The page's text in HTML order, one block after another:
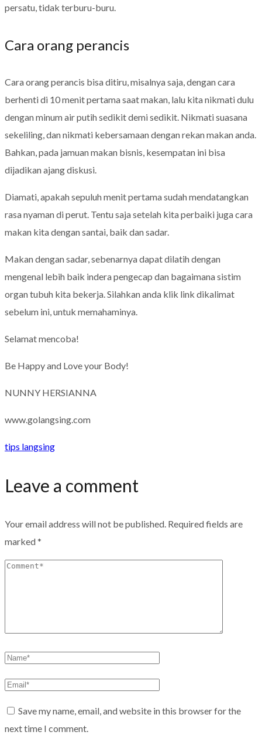
persatu, tidak terburu-buru.
Cara orang perancis
Cara orang perancis bisa ditiru, misalnya saja, dengan cara
berhenti di 10 menit pertama saat makan, lalu kita nikmati dulu
dengan minum air putih sedikit demi sedikit. Nikmati suasana
sekeliling, dan nikmati kebersamaan dengan rekan makan anda.
Bahkan, pada jamuan makan bisnis, kesempatan ini bisa
dijadikan ajang diskusi.
Diamati, apakah sepuluh menit pertama sudah mendatangkan
rasa nyaman di perut. Tentu saja setelah kita perbaiki juga cara
makan kita dengan santai, baik dan sadar.
Makan dengan sadar, sebenarnya dapat dilatih dengan
mengenal lebih baik indera pengecap dan bagaimana sistim
organ tubuh kita bekerja. Silahkan anda klik link dikalimat
sebelum ini, untuk memahaminya.
Selamat mencoba!
Be Happy and Love your Body!
NUNNY HERSIANNA
www.golangsing.com
tips langsing
Leave a comment
Your email address will not be published. Required fields are
marked*
Save my name, email, and website in this browser for the
next time I comment.